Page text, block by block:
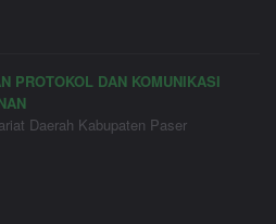
PROTOKOL DAN KOMUNIKASI
Daerah Kabupaten Paser